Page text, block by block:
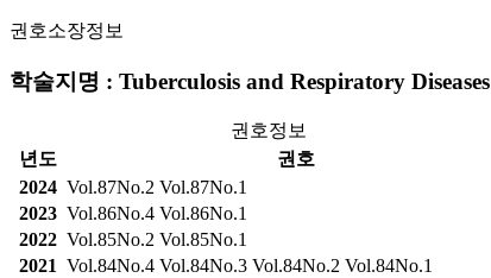
권호소장정보
학술지명 : Tuberculosis and Respiratory Diseases
권호정보
년도
권호
2024 Vol.87No.2 Vol.87No.1
2023 Vol.86No.4 Vol.86No.1
2022 Vol.85No.2 Vol.85No.1
2021 Vol.84No.4 Vol.84No.3 Vol.84No.2 Vol.84No.1